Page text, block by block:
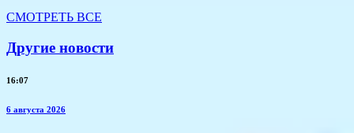
СМОТРЕТЬ ВСЕ
Другие новости
16:07
6 августа 2026